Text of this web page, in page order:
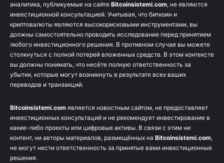
аналитика, публикуемые на сайте Bitcoinsistemi.com, не являются
инвестиционной консультацией. Учитывая, что биткоин и
криптовалюты являются высокорисковыми инструментами, вы
должны самостоятельно проводить исследование перед принятием
любого инвестиционного решения. В противном случае вы можете
столкнуться с полной потерей вложенных средств. В этом контексте
вы должны понимать, что несёте полную ответственность за
убытки, которые могут возникнуть в результате всех ваших
переводов и транзакций.
Bitcoinsistemi.com является новостным сайтом, не предоставляет
инвестиционных консультаций и не рекомендует инвестирование в
какие-либо проекты или цифровые активы. В связи с этим ни
контент, ни авторы материалов, размещённых на Bitcoinsistemi.com,
не могут нести ответственность за принятые вами инвестиционные
решения.